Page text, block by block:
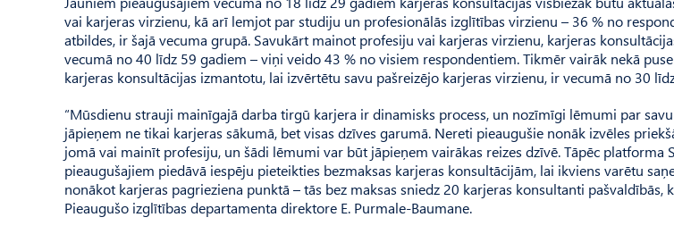
vai karjeras virzienu, kā arī lemjot par studiju un profesionālās izglītības virzienu – 36 % no
atbildes, ir šajā vecuma grupā. Savukārt mainot profesiju vai karjeras virzienu, karjeras
vecumā no 40 līdz 59 gadiem – viņi veido 43 % no visiem respondentiem. Tikmēr vairāk nekā
karjeras konsultācijas izmantotu, lai izvērtētu savu pašreizējo karjeras virzienu, ir vecumā no 30
“Mūsdienu strauji mainīgajā darba tirgū karjera ir dinamisks process, un nozīmīgi lēmumi par
jāpieņem ne tikai karjeras sākumā, bet visas dzīves garumā. Nereti pieaugušie nonāk izvēles
jomā vai mainīt profesiju, un šādi lēmumi var būt jāpieņem vairākas reizes dzīvē. Tāpēc platforma
pieaugušajiem piedāvā iespēju pieteikties bezmaksas karjeras konsultācijām, lai ikviens varētu
nonākot karjeras pagrieziena punktā – tās bez maksas sniedz 20 karjeras konsultanti pašvaldībās,
Pieaugušo izglītības departamenta direktore E. Purmale-Baumane.